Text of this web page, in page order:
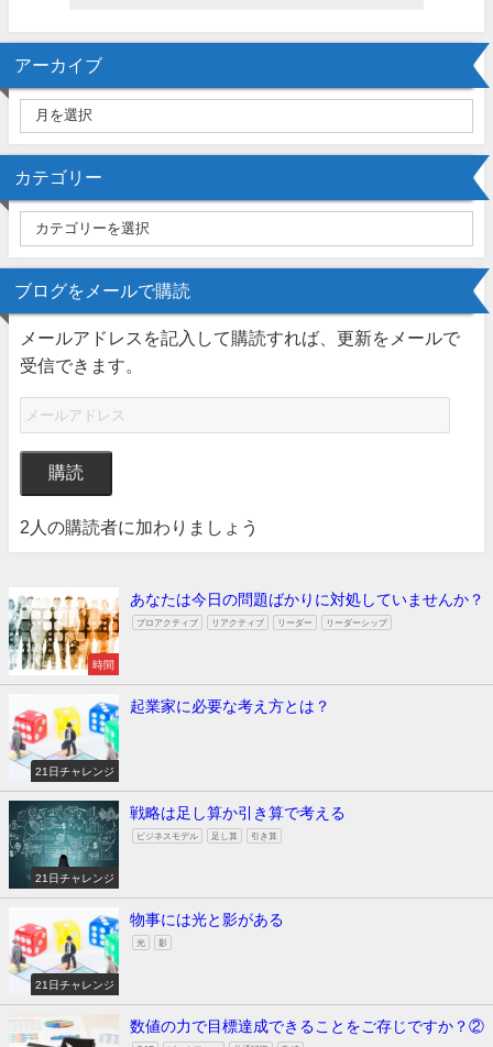
アーカイブ
カテゴリー
ブログをメールで購読
メールアドレスを記入して購読すれば、更新をメールで
受信できます。
購読
2人の購読者に加わりましょう
時間
あなたは今日の問題ばかりに対処していませんか？
プロアクティブ リアクティブ リーダー リーダーシップ
21日チャレンジ
起業家に必要な考え方とは？
21日チャレンジ
戦略は足し算か引き算で考える
ビジネスモデル 足し算 引き算
21日チャレンジ
物事には光と影がある
光 影
数値の力で目標達成できることをご存じですか？②